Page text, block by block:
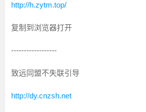
http://h.zytm.top/
复制到浏览器打开
------------------
致远同盟不失联引导
http://dy.cnzsh.net